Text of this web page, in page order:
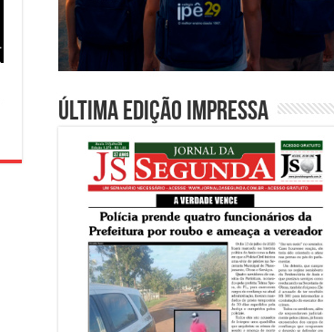
Última edição impressa